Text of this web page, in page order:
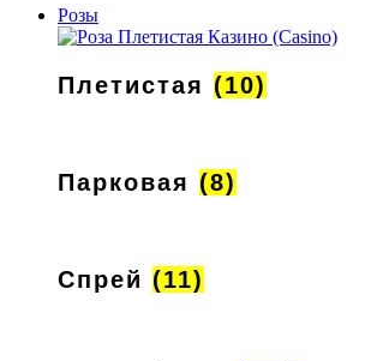
Розы
Плетистая (10)
Парковая (8)
Спрей (11)